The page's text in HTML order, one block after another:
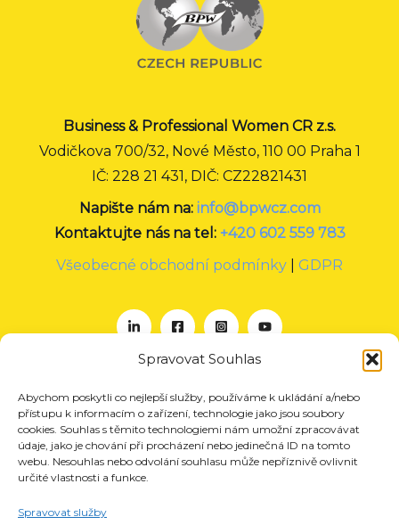
Spravovat Souhlas
Abychom poskytli co nejlepší služby, používáme k ukládání a/nebo
přístupu k informacím o zařízení, technologie jako jsou soubory
cookies. Souhlas s těmito technologiemi nám umožní zpracovávat
údaje, jako je chování při procházení nebo jedinečná ID na tomto
webu. Nesouhlas nebo odvolání souhlasu může nepříznivě ovlivnit
určité vlastnosti a funkce.
Spravovat služby
Business & Professional Women CR z.s.
Vodičkova 700/32, Nové Město, 110 00 Praha 1
IČ: 228 21 431, DIČ: CZ22821431
Napište nám na: info@bpwcz.com
Kontaktujte nás na tel: +420 602 559 783
Všeobecné obchodní podmínky
GDPR
O nás
Projekty
Členství